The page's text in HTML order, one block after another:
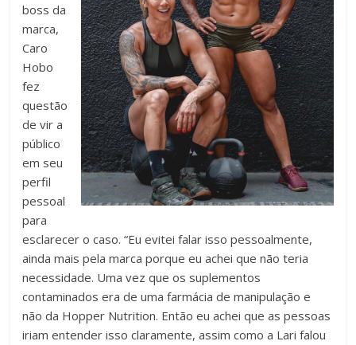
boss da
marca,
Caro
Hobo
fez
questão
de vir a
público
em seu
perfil
pessoal
para
esclarecer o caso. “Eu evitei falar isso pessoalmente,
ainda mais pela marca porque eu achei que não teria
necessidade. Uma vez que os suplementos
contaminados era de uma farmácia de manipulação e
não da Hopper Nutrition. Então eu achei que as pessoas
iriam entender isso claramente, assim como a Lari falou